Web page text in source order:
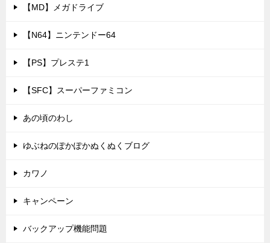
【MD】メガドライブ
【N64】ニンテンドー64
【PS】プレステ1
【SFC】スーパーファミコン
あの頃のわし
ゆぶねのぽかぽかぬくぬくブログ
カワノ
キャンペーン
バックアップ機能問題